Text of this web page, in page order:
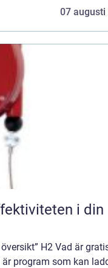
07 augusti
i din
H2 Vad är
program som kan